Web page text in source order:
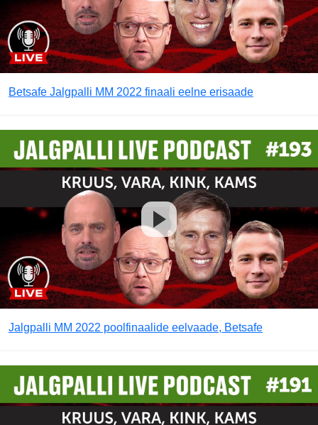
Betsafe Jalgpalli MM 2022 finaali eelne erisaade
Jalgpalli MM 2022 poolfinaalide eelvaade, Betsafe